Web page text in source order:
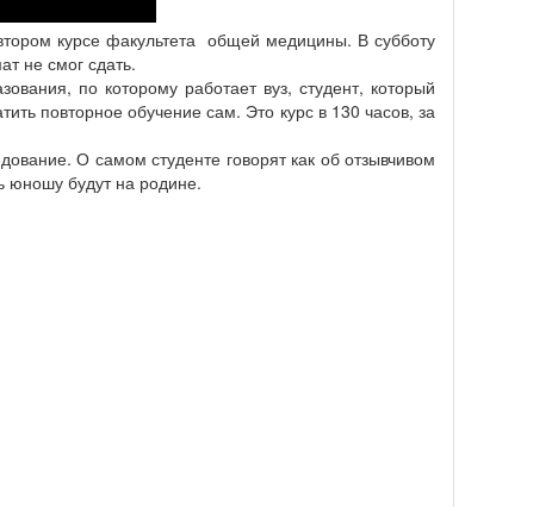
курсе факультета общей медицины. В субботу
не смог сдать.
по которому работает вуз, студент, который
повторное обучение сам. Это курс в 130 часов, за
О самом студенте говорят как об отзывчивом
юношу будут на родине.